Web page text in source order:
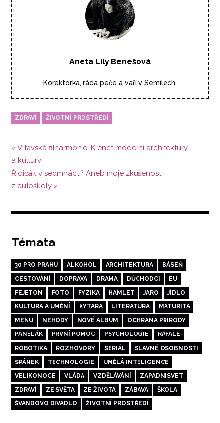
Aneta Lily Benešová
Korektorka, ráda peče a vaří v Semilech.
ZDRAVÍ ŽIVOTNÍ PROSTŘEDÍ
Navigace
pro
příspěvek
Předchozí
příspěvek:
Vltavská filharmonie: Klenot moderní architektury
a kultury
Další
příspěvek:
Řidičák v sedmnácti? Aneb moje zkušenost
z autoškoly
Témata
30 PRO PRAHU ALKOHOL ARCHITEKTURA BÁSEŇ
CESTOVÁNÍ DOPRAVA DRAMA DŮCHODCI EU
FEJETON FOTO FYZIKA HAMLET JARO JÍDLO
KULTURA A UMĚNÍ KYTARA LITERATURA MATURITA
MENU NEHODY NOVÉ ALBUM OCHRANA PŘÍRODY
PANELÁK PRVNÍ POMOC PSYCHOLOGIE RAFALE
ROBOTIKA ROZHOVORY SERIÁL SLAVNÉ OSOBNOSTI
SPÁNEK TECHNOLOGIE UMĚLÁ INTELIGENCE
VELIKONOCE VLÁDA VZDĚLÁVÁNÍ ZAPADNISVET
ZDRAVÍ ZE SVĚTA ZE ŽIVOTA ZÁBAVA ŠKOLA
ŠVANDOVO DIVADLO ŽIVOTNÍ PROSTŘEDÍ